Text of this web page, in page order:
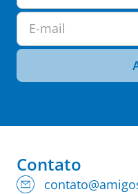
E-mail
Contato